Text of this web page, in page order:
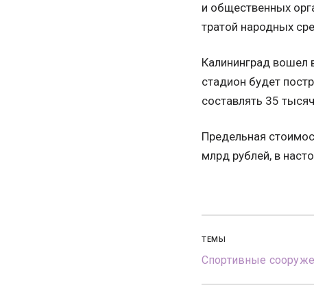
и общественных
тратой народных
Калининград вошел
стадион будет
составлять 35
Предельная
млрд рублей, в
ТЕМЫ
Спортивные